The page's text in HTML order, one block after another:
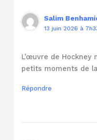
Salim
13 juin 2026 à
L’œuvre de Hockney
petits moments de
Répondre